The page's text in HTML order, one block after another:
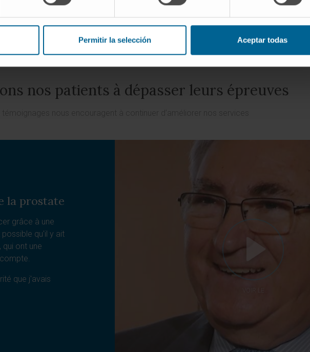
Permitir la selección Aceptar todas
nos patients à dépasser leurs épreuves
la prostate
grâce à une
qu'il y ait
ont une
que j'avais